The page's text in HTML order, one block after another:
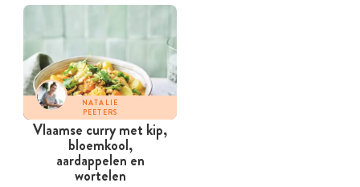
NATALIE
PEETERS
Vlaamse curry met kip,
bloemkool,
aardappelen en
wortelen